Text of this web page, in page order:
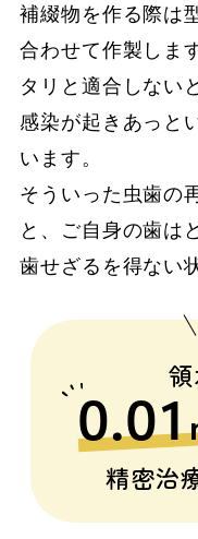
補綴物を作る際は
合わせて作製しま
タリと適合しない
感染が起きあっと
います。
そういった虫歯の
と、ご自身の歯は
歯せざるを得ない
領
0.01
精密治